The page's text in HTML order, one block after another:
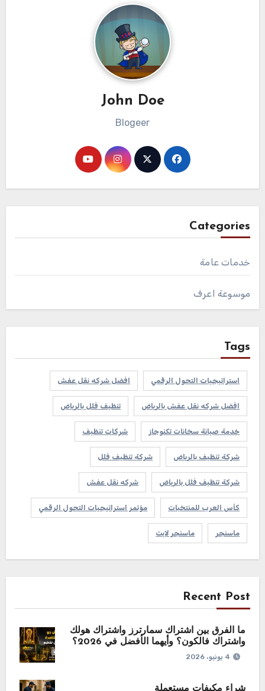
John Doe
Blogeer
Categories
خدمات عامة
موسوعة اعرف
Tags
استراتيجيات التحول الرقمي افضل شركه نقل عفش
افضل شركه نقل عفش بالرياض تنظيف فلل بالرياض
خدمة صيانة سخانات تكنوجاز شركات تنظيف
شركة تنظيف بالرياض شركة تنظيف فلل
شركة تنظيف فلل بالرياض شركه نقل عفش
كأس العرب للمنتخبات مؤتمر استراتيجيات التحول الرقمي
ماسنجر ماسنجر لايت
Recent Post
ما الفرق بين اشتراك سمارترز واشتراك هولك
واشتراك فالكون؟ وأيهما الأفضل في 2026؟
4 يونيو، 2026
شراء مكيفات مستعملة